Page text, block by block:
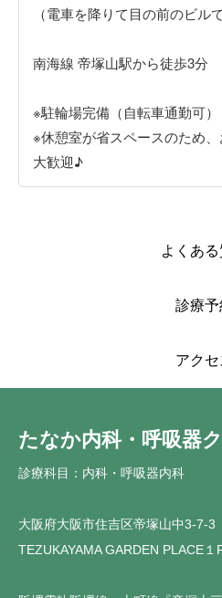
（電車を降りて目の前のビル
南海線 帝塚山駅から徒歩3分
※駐輪場完備（自転車通勤可）
※休憩室が省スペースのため
大歓迎♪
よくある
診療予
アクセ
たなか内科・呼吸器
診療科目：内科・呼吸器内科
大阪府大阪市住吉区帝塚山中3-7-3
TEZUKAYAMA GARDEN PLACE１